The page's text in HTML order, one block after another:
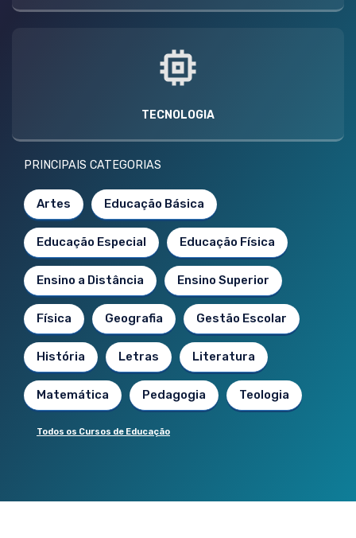
TECNOLOGIA
PRINCIPAIS CATEGORIAS
Artes Educação Básica
Educação Especial Educação Física
Ensino a Distância Ensino Superior
Física Geografia Gestão Escolar
História Letras Literatura
Matemática Pedagogia Teologia
Todos os Cursos de Educação